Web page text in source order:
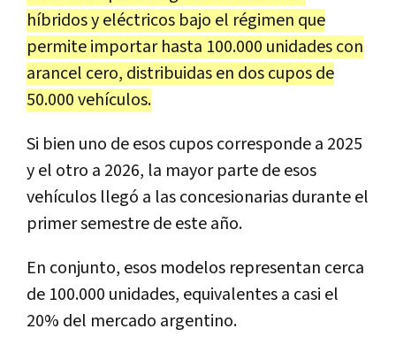
híbridos y eléctricos bajo el régimen que
permite importar hasta 100.000 unidades con
arancel cero, distribuidas en dos cupos de
50.000 vehículos.
Si bien uno de esos cupos corresponde a 2025
y el otro a 2026, la mayor parte de esos
vehículos llegó a las concesionarias durante el
primer semestre de este año.
En conjunto, esos modelos representan cerca
de 100.000 unidades, equivalentes a casi el
20% del mercado argentino.